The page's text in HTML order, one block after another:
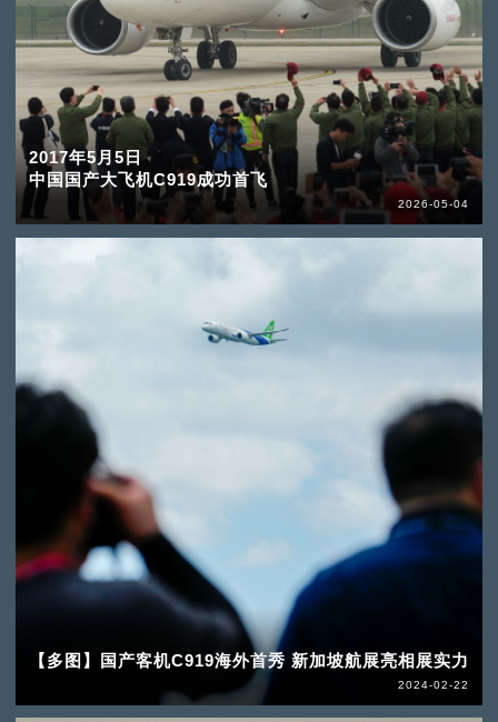
2017年5月5日
中国国产大飞机C919成功首飞
2026-05-04
【多图】国产客机C919海外首秀 新加坡航展亮相展实力
2024-02-22